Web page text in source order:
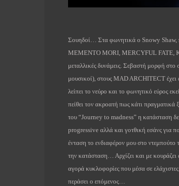
Σουηδοί… Στα φωνητικά ο Snowy Shaw,
MEMENTO MORI, MERCYFUL FATE,
μεταλλικές δυνάμεις. Σεβαστή μορφή
μουσικοί), στους MAD ARCHITECT
λείπει το νεύρο και το φωνητικό εύρος
πείθει τον ακροατή πως κάτι
του “Journey to madness” η κατάσταση
progressive αλλά και γοτθική εσάνς για
ένταση το ενδιαφέρον μου στο
την κατάσταση… Αρχίζει και με
αγορά κυκλοφορίες που μέσα σε
περάσει ο επόμενος…